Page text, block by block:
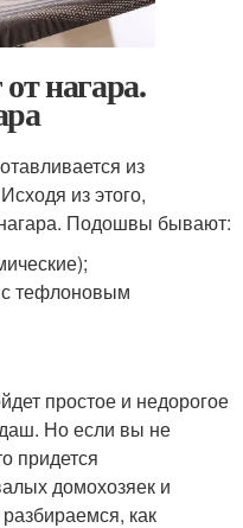
нагара.
из
из этого,
Подошвы бывают:
тефлоновым
простое и недорогое
Но если вы не
придется
домохозяек и
как